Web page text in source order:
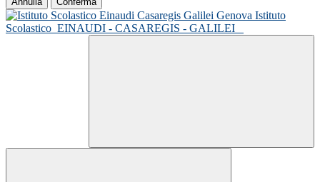
Istituto
Scolastico EINAUDI - CASAREGIS - GALILEI